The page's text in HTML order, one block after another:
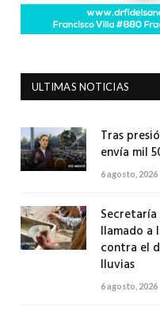
ULTIMAS NOTICIAS
Tras
envía mil
6 agosto, 2026
Secretaría
llamado a
contra el
lluvias
6 agosto, 2026